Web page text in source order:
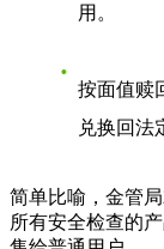
用。
按面值赎
兑换回法
简单比喻，金管
所有安全检查的